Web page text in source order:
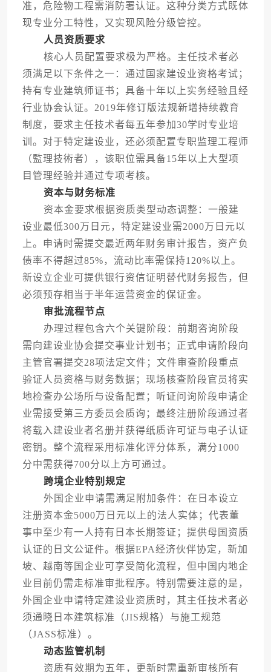
准，危险物工程需消防署认证。这种分类方式既体
现专业分工特性，又实现风险分级管控。
人员资质要求
核心人员配置要求极为严格。主任技术者必
须满足以下条件之一：通过国家建设业资格考试；
持有专业建筑师证书；具备十年以上实务经验且经
行业协会认证。2019年修订版法规新增持续教育
制度，要求主任技术者每五年参加30学时专业培
训。对于特定建设业，还必须配置专职监理工程师
（監理技術者），该职位需具备15年以上大型项
目管理经验并通过专项考核。
资本与财务标准
资本金要求根据资质类型动态调整：一般建
设业最低300万日元，特定建设业需2000万日元以
上。申请时需提交最近两年财务审计报告，资产负
债率不得超过85%，流动比率需保持120%以上。
新设立企业可提供银行资信证明替代财务报告，但
必须预存相当于半年运营资金的保证金。
审批流程节点
办理过程包含六个关键阶段：前期咨询阶段
需向建设业协会提交事业计划书；正式申请阶段向
主管官署提交28项法定文件；文件审查阶段重点
验证人员资格与财务数据；现场核查阶段官员将实
地检查办公场所与设备配置；听证问询阶段申请企
业需接受第三方委员会质询；最终注册阶段通过者
将载入建设业者名册并获得纸质许可证与电子认证
密钥。整个流程采用标准化评分体系，满分1000
分中需获得700分以上方可通过。
跨境企业特别规定
外国企业申请需满足附加条件：在日本设立
注册资本金5000万日元以上的法人实体；代表董
事中至少有一人持有日本长期签证；提供母国资质
认证的日文公证件。根据EPA经济伙伴协定，新加
坡、越南等国企业可享受简化流程，但中国内地企
业目前仍需走标准审批程序。特别需要注意的是，
外国企业申请特定建设业资质时，其主任技术者必
须通晓日本建筑标准（JIS规格）与施工规范
（JASS标准）。
动态监管机制
资质有效期为五年，更新时需重新审核所有